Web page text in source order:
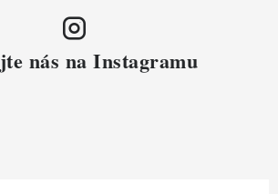
nás na Instagramu